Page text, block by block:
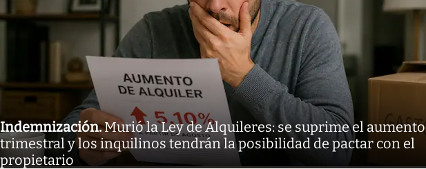
Indemnización.Murió la Ley de Alquileres: se suprime el aumento
trimestral y los inquilinos tendrán la posibilidad de pactar con el
propietario